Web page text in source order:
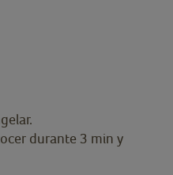
durante 3 min y